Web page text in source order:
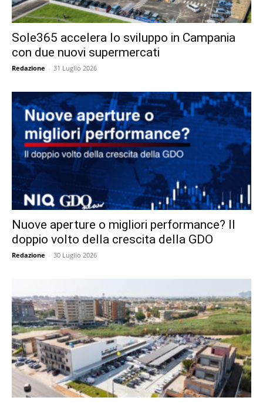
Sole365 accelera lo sviluppo in Campania
con due nuovi supermercati
Redazione - 31 Luglio 2026
Nuove aperture o migliori performance? Il
doppio volto della crescita della GDO
Redazione - 30 Luglio 2026